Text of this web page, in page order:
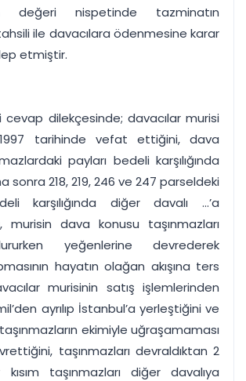
değeri nispetinde tazminatın
ile davacılara ödenmesine karar
etmiştir.
cevap dilekçesinde; davacılar murisi
tarihinde vefat ettiğini, dava
payları bedeli karşılığında
sonra 218, 219, 246 ve 247 parseldeki
karşılığında diğer davalı ...’a
murisin dava konusu taşınmazları
yeğenlerine devrederek
hayatın olağan akışına ters
murisinin satış işlemlerinden
ayrılıp İstanbul’a yerleştiğini ve
ekimiyle uğraşamaması
taşınmazları devraldıktan 2
taşınmazları diğer davalıya